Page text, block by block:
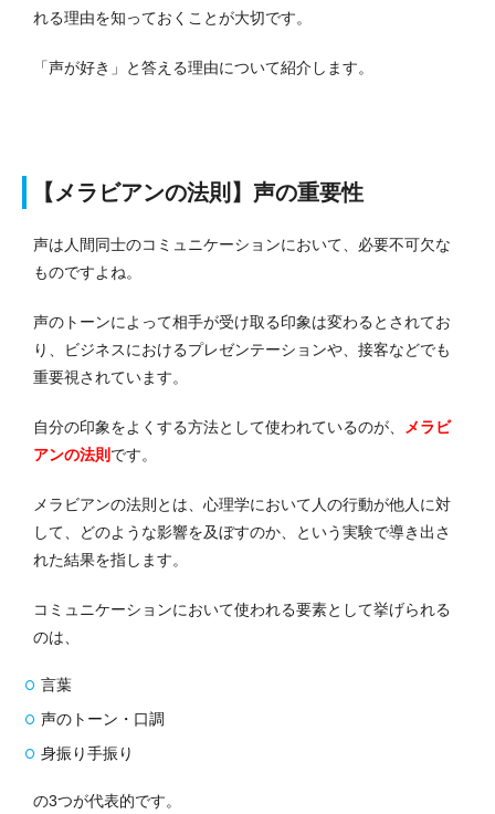
れる理由を知っておくことが大切です。
「声が好き」と答える理由について紹介します。
【メラビアンの法則】声の重要性
声は人間同士のコミュニケーションにおいて、必要不可欠な
ものですよね。
声のトーンによって相手が受け取る印象は変わるとされてお
り、ビジネスにおけるプレゼンテーションや、接客などでも
重要視されています。
自分の印象をよくする方法として使われているのが、
メラビ
アンの法則 です。
メラビアンの法則とは、心理学において人の行動が他人に対
して、どのような影響を及ぼすのか、という実験で導き出さ
れた結果を指します。
コミュニケーションにおいて使われる要素として挙げられる
のは、
言葉
声のトーン・口調
身振り手振り
の3つが代表的です。